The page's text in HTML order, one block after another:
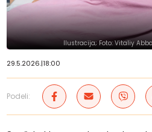
Ilustracija; Foto: Vitaliy
29.5.2026.|18:00
Podeli: